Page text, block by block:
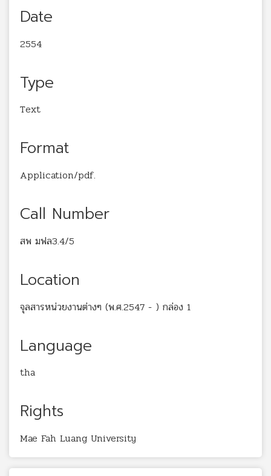
Date
2554
Type
Text
Format
Application/pdf.
Call Number
สพ มฟล3.4/5
Location
จุลสารหน่วยงานต่างๆ (พ.ศ.2547 - ) กล่อง 1
Language
tha
Rights
Mae Fah Luang University